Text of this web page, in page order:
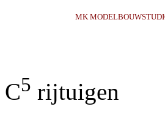
MK
C5 rijtuigen